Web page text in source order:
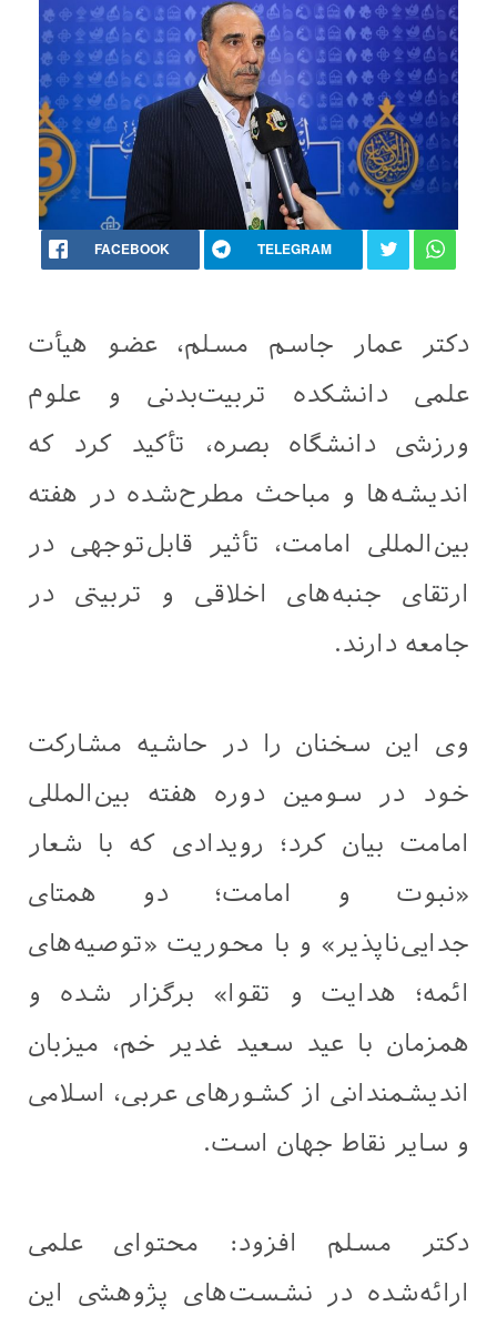
FACEBOOK TELEGRAM
دکتر عمار جاسم مسلم، عضو هیأت
علمی دانشکده تربیت‌بدنی و علوم
ورزشی دانشگاه بصره، تأکید کرد که
اندیشه‌ها و مباحث مطرح‌شده در هفته
بین‌المللی امامت، تأثیر قابل‌توجهی در
ارتقای جنبه‌های اخلاقی و تربیتی در
جامعه دارند.
وی این سخنان را در حاشیه مشارکت
خود در سومین دوره هفته بین‌المللی
امامت بیان کرد؛ رویدادی که با شعار
«نبوت و امامت؛ دو همتای
جدایی‌ناپذیر» و با محوریت «توصیه‌های
ائمه؛ هدایت و تقوا» برگزار شده و
همزمان با عید سعید غدیر خم، میزبان
اندیشمندانی از کشورهای عربی، اسلامی
و سایر نقاط جهان است.
دکتر مسلم افزود: محتوای علمی
ارائه‌شده در نشست‌های پژوهشی این